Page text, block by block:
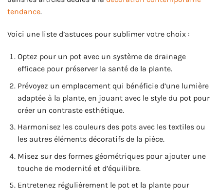
tendance.
Voici une liste d’astuces pour sublimer votre choix :
Optez pour un pot avec un système de drainage
efficace pour préserver la santé de la plante.
Prévoyez un emplacement qui bénéficie d’une lumière
adaptée à la plante, en jouant avec le style du pot pour
créer un contraste esthétique.
Harmonisez les couleurs des pots avec les textiles ou
les autres éléments décoratifs de la pièce.
Misez sur des formes géométriques pour ajouter une
touche de modernité et d’équilibre.
Entretenez régulièrement le pot et la plante pour